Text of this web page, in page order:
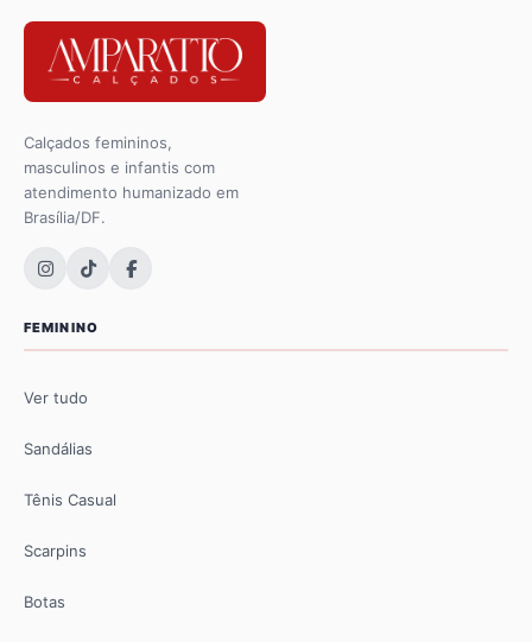
Calçados femininos,
masculinos e infantis com
atendimento humanizado em
Brasília/DF.
FEMININO
Ver tudo
Sandálias
Tênis Casual
Scarpins
Botas